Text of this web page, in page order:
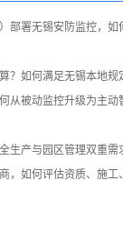
部署无锡安防监控，如
？如何满足无锡本地规
从被动监控升级为主动
生产与园区管理双重需
，如何评估资质、施工